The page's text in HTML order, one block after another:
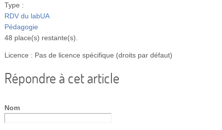
Type :
RDV du labUA
Pédagogie
48 place(s) restante(s).
Licence : Pas de licence spécifique (droits par défaut)
Répondre à cet article
Nom